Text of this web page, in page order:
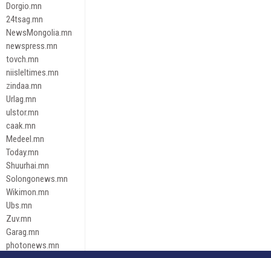
Dorgio.mn
24tsag.mn
NewsMongolia.mn
newspress.mn
tovch.mn
niisleltimes.mn
zindaa.mn
Urlag.mn
ulstor.mn
caak.mn
Medeel.mn
Today.mn
Shuurhai.mn
Solongonews.mn
Wikimon.mn
Ubs.mn
Zuv.mn
Garag.mn
photonews.mn